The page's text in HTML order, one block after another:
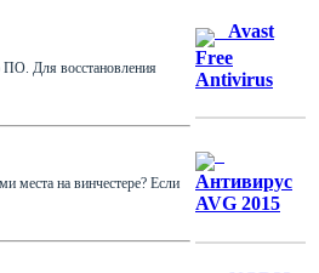
ПО. Для восстановления
места на винчестере? Если
Avast
Free
Antivirus
Антивирус
AVG 2015